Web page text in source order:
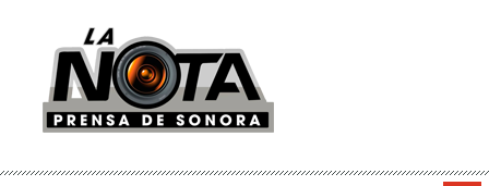
La Nota Prensa De Sonora